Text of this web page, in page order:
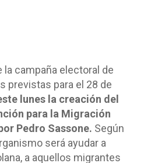
la campaña electoral de
previstas para el 28 de
lunes la creación del
para la Migración
Pedro Sassone. Según
será ayudar a
a aquellos migrantes